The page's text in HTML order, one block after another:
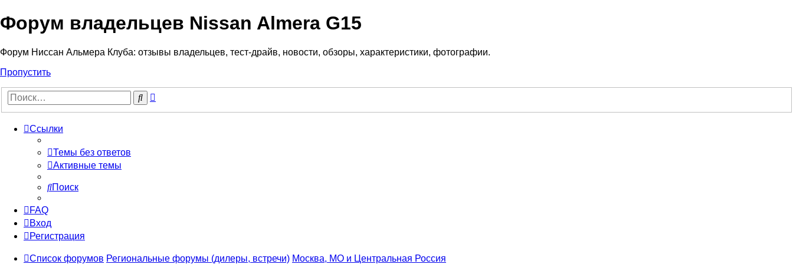
Форум владельцев Nissan Almera G15
Форум Ниссан Альмера Клуба: отзывы владельцев, тест-драйв, новости, обзоры, характеристики, фотографии.
Пропустить
Поиск
Ссылки
Темы без ответов
Активные темы
Поиск
FAQ
Вход
Регистрация
Список форумов Региональные форумы (дилеры, встречи) Москва, МО и Центральная Россия